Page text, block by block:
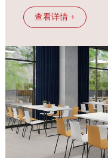
食
安
保
障
校师生及员工的健康饮
查看详情 +